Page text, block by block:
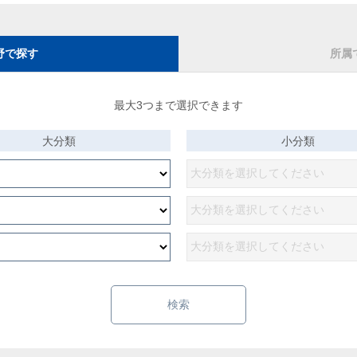
で探す 所属
最大3つまで選択できます
大分類 小分類
検索